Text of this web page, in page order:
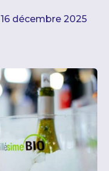
décembre 2025